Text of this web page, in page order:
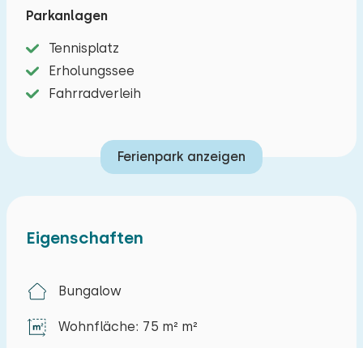
Terrasse mit Gartenmöbeln, einem überdachten
Sitzbereich und Blick auf den weitläufigen
Garten. Zwei Parkplätze stehen am Bungalow
Die Umgebung eignet sich ideal für Wander- und
und einer Liegewiese (Eintritt frei von Mai bis
Spokedam mit dem Spokeplas ist nur 300 Meter
entfernt. Auf dem Parkgelände finden Sie einen
Spielplatz, einen Streichelzoo, einen Sportplatz,
Eigenschaften
Bungalow
Wohnfläche: 75 m² m²
Parkanlagen
Tennisplatz
Erholungssee
Fahrradverleih
Ferienpark anzeigen